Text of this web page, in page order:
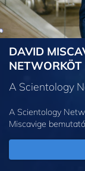
DAVID
NETWORKÖT
A Scientology
A Scientology
Miscavige